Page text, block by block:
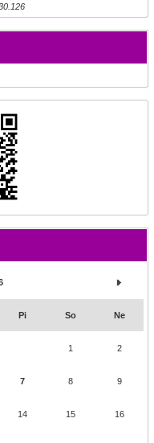
Pi So Ne
1 2
7 8 9
14 15 16